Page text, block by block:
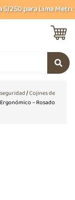
250 para Lima
/Cojines de
– Rosado